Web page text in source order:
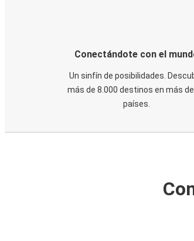
Conectándote con el
Un sinfín de posibilidades.
más de 8.000 destinos en más
países.